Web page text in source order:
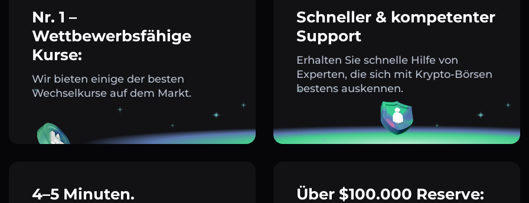
Nr. 1 –
Wettbewerbsfähige
Kurse:
Wir bieten einige der besten
Wechselkurse auf dem Markt.
Schneller & kompetenter
Support
Erhalten Sie schnelle Hilfe von
Experten, die sich mit Krypto-Börsen
bestens auskennen.
4–5 Minuten. Über $100.000 Reserve: